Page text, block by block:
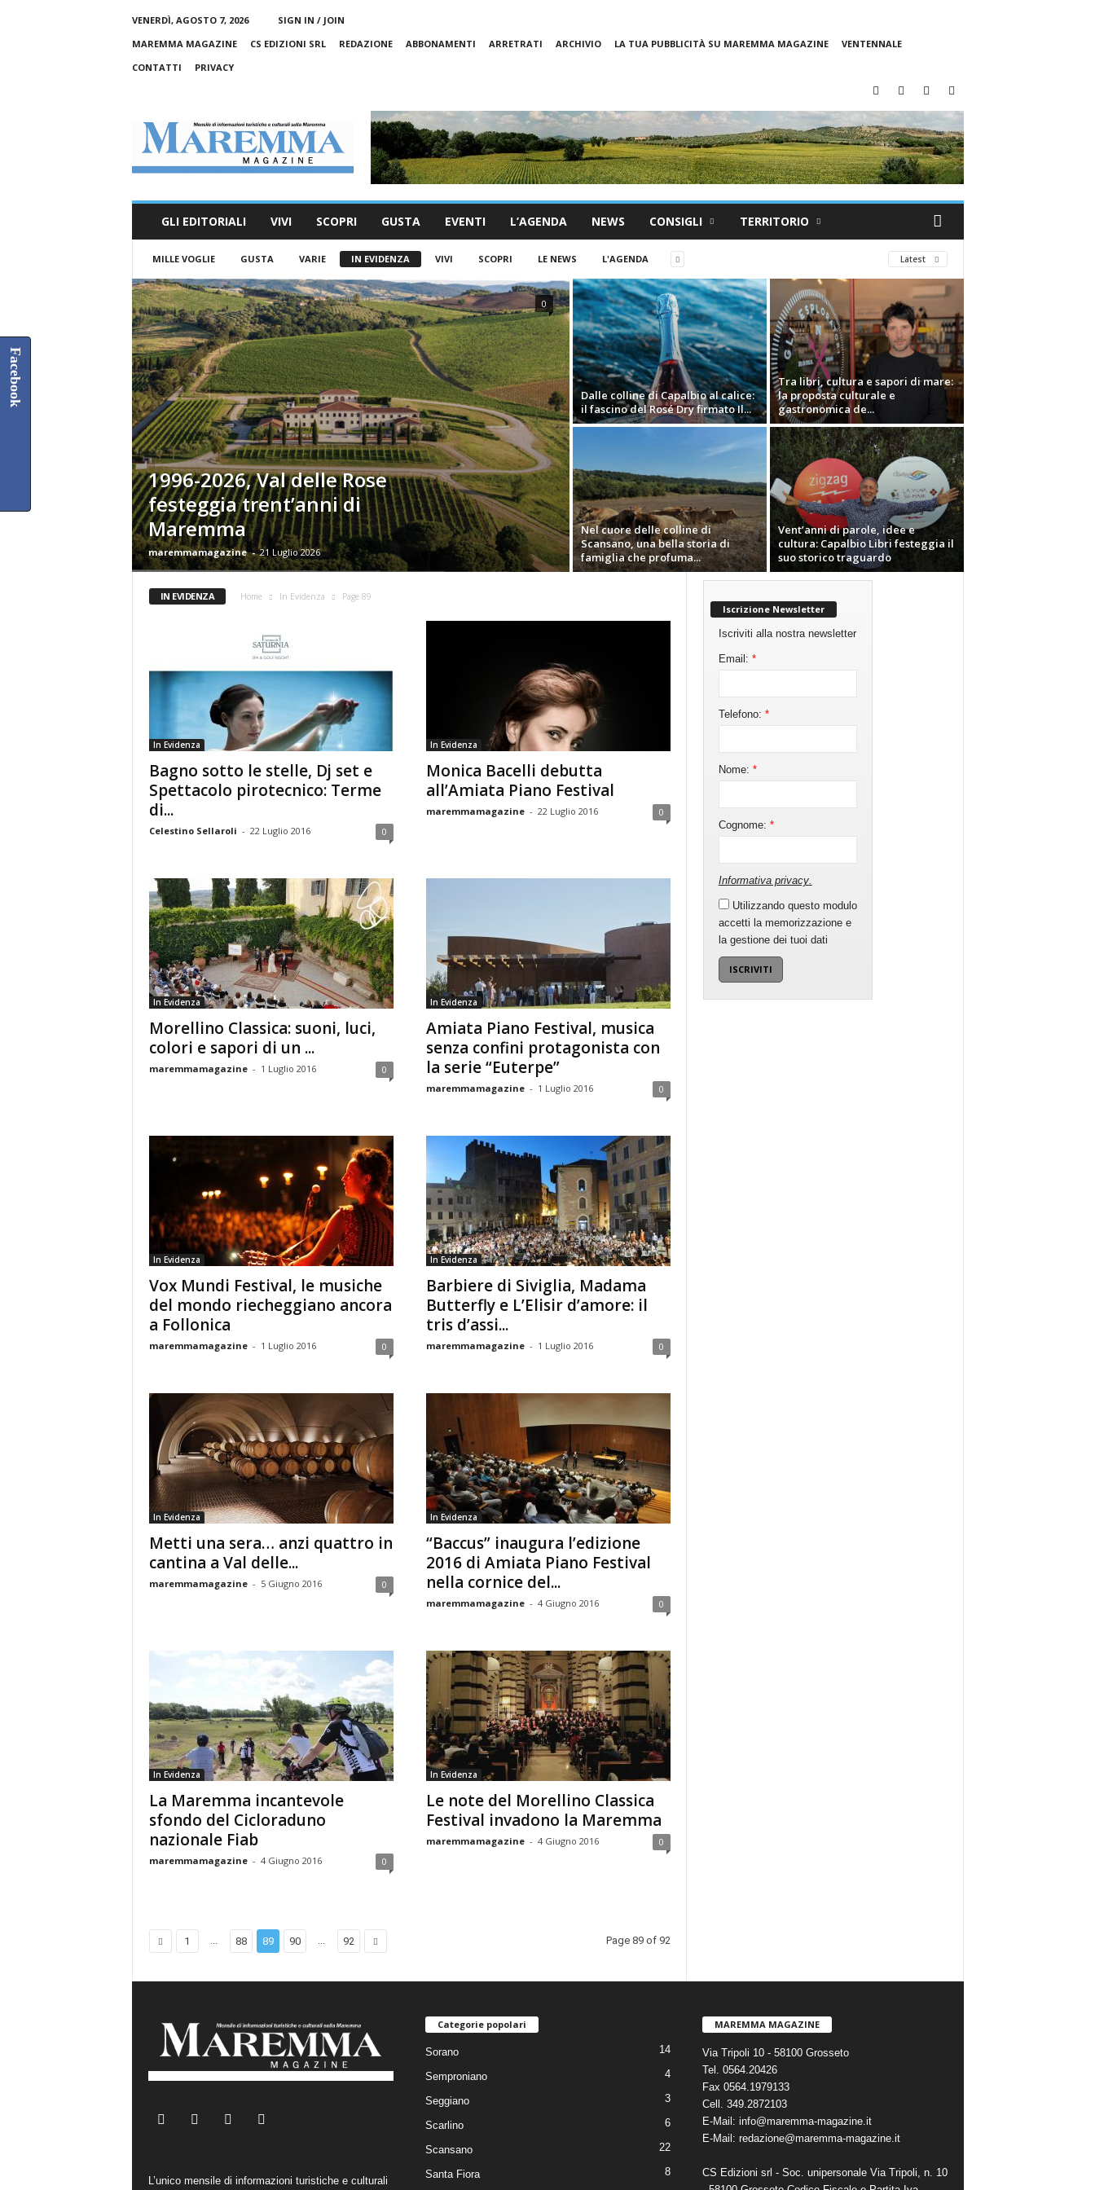
VENERDÌ, AGOSTO 7, 2026
SIGN IN / JOIN
MAREMMA MAGAZINE
CS EDIZIONI SRL REDAZIONE ABBONAMENTI ARRETRATI ARCHIVIO LA TUA PUBBLICITÀ SU MAREMMA MAGAZINE
VENTENNALE
CONTATTI
PRIVACY
m
a
z
i
n
e
GLI EDITORIALI VIVI SCOPRI GUSTA EVENTI L’AGENDA NEWS CONSIGLI TERRITORIO
MILLE VOGLIE GUSTA VARIE IN EVIDENZA VIVI SCOPRI LE NEWS L'AGENDA Latest
1996-2026, Val delle Rose
festeggia trent’anni di
Maremma
maremmamagazine - 21 Luglio 2026
0
Dalle colline di Capalbio al calice:
il fascino del Rosé Dry firmato Il...
Tra libri, cultura e sapori di mare:
la proposta culturale e
gastronomica de...
Nel cuore delle colline di
Scansano, una bella storia di
famiglia che profuma...
Vent’anni di parole, idee e
cultura: Capalbio Libri festeggia il
suo storico traguardo
IN EVIDENZA Home In Evidenza Page 89
In Evidenza
Bagno sotto le stelle, Dj set e
Spettacolo pirotecnico: Terme
di...
Celestino Sellaroli - 22 Luglio 2016 0
In Evidenza
Monica Bacelli debutta
all’Amiata Piano Festival
maremmamagazine - 22 Luglio 2016 0
In Evidenza
Morellino Classica: suoni, luci,
colori e sapori di un ...
maremmamagazine - 1 Luglio 2016 0
In Evidenza
Amiata Piano Festival, musica
senza confini protagonista con
la serie “Euterpe”
maremmamagazine - 1 Luglio 2016 0
In Evidenza
Vox Mundi Festival, le musiche
del mondo riecheggiano ancora
a Follonica
maremmamagazine - 1 Luglio 2016 0
In Evidenza
Barbiere di Siviglia, Madama
Butterfly e L’Elisir d’amore: il
tris d’assi...
maremmamagazine - 1 Luglio 2016 0
In Evidenza
Metti una sera… anzi quattro in
cantina a Val delle...
maremmamagazine - 5 Giugno 2016 0
In Evidenza
“Baccus” inaugura l’edizione
2016 di Amiata Piano Festival
nella cornice del...
maremmamagazine - 4 Giugno 2016 0
In Evidenza
La Maremma incantevole
sfondo del Cicloraduno
nazionale Fiab
maremmamagazine - 4 Giugno 2016 0
In Evidenza
Le note del Morellino Classica
Festival invadono la Maremma
maremmamagazine - 4 Giugno 2016 0
1 ... 88 89 90 ... 92 Page 89 of 92
Iscrizione Newsletter
Iscriviti alla nostra newsletter
Email: *
Telefono: *
Nome: *
Cognome: *
Informativa privacy.
Utilizzando questo modulo
accetti la memorizzazione e
la gestione dei tuoi dati
L’unico mensile di informazioni turistiche e culturali
Categorie popolari
Sorano 14
Semproniano 4
Seggiano 3
Scarlino 6
Scansano 22
Santa Fiora
8
MAREMMA MAGAZINE
Via Tripoli 10 - 58100 Grosseto
Tel. 0564.20426
Fax 0564.1979133
Cell. 349.2872103
E-Mail: info@maremma-magazine.it
E-Mail: redazione@maremma-magazine.it
CS Edizioni srl - Soc. unipersonale Via Tripoli, n. 10
Facebook